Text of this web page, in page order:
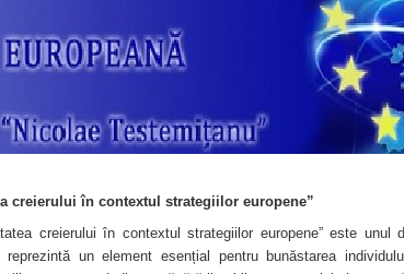
creierului în contextul strategiilor europene”
creierului în contextul strategiilor europene” este unul
un element esențial pentru bunăstarea